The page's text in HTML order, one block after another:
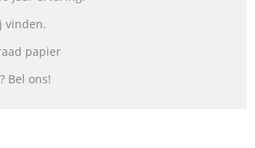
vinden.
papier
Bel ons!